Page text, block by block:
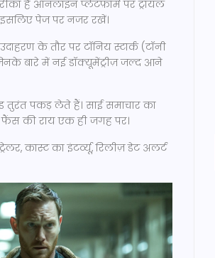
है ऑनलाइन प्लेटफ़ॉर्म पर ट्रायल
पेज पर नजर रखें।
के तौर पर टॉनिय स्टार्क (टॉनी
बारे में नई डॉक्यूमेंट्रीज़ जल्द आने
पकड़ लेते हैं। साई समाचार का
की राय एक ही जगह पर।
कास्ट का इंटर्व्यू, रिलीज़ डेट अलर्ट